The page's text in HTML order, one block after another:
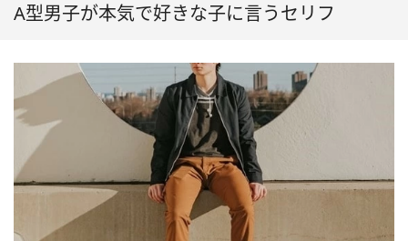
（5）「ちゃんとしよう」
（7）「お願いしてもいいかな」
（8）「相談に乗ってほしいことがあ
（9）「不安がある」
（10）「俺のこと好き？」
A型男子が本気で好きな子に言うセリフ